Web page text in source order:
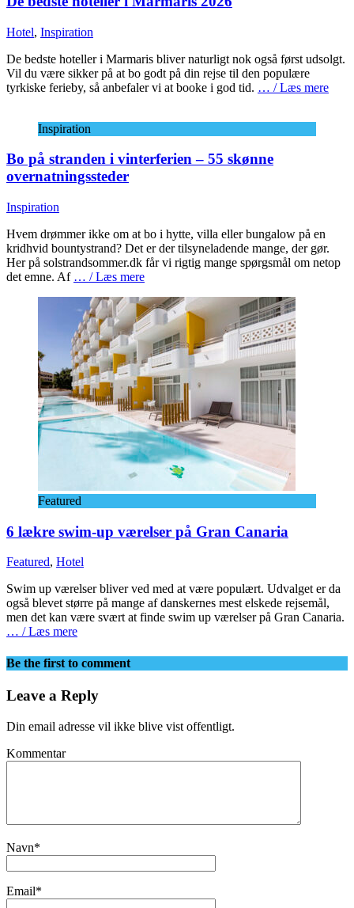
Hotel, Inspiration
De bedste hoteller i Marmaris bliver naturligt nok også først udsolgt.
Vil du være sikker på at bo godt på din rejse til den populære
tyrkiske ferieby, så anbefaler vi at booke i god tid. … / Læs mere
Inspiration
Bo på stranden i vinterferien – 55 skønne
overnatningssteder
Inspiration
Hvem drømmer ikke om at bo i hytte, villa eller bungalow på en
kridhvid bountystrand? Det er der tilsyneladende mange, der gør.
Her på solstrandsommer.dk får vi rigtig mange spørgsmål om netop
det emne. Af … / Læs mere
Featured
6 lækre swim-up værelser på Gran Canaria
Featured, Hotel
Swim up værelser bliver ved med at være populært. Udvalget er da
også blevet større på mange af danskernes mest elskede rejsemål,
men det kan være svært at finde swim up værelser på Gran Canaria.
… / Læs mere
Be the first to comment
Leave a Reply
Din email adresse vil ikke blive vist offentligt.
Kommentar
Navn*
Email*